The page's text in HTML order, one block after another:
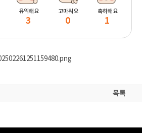
유익해요
3
고마워요
0
축하해요
1
목록